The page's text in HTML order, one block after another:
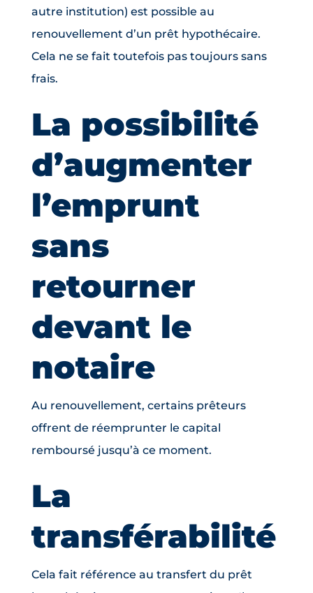
autre institution) est possible au
renouvellement d’un prêt hypothécaire.
Cela ne se fait toutefois pas toujours sans
frais.
La possibilité
d’augmenter
l’emprunt
sans
retourner
devant le
notaire
Au renouvellement, certains prêteurs
offrent de réemprunter le capital
remboursé jusqu’à ce moment.
La
transférabilité
Cela fait référence au transfert du prêt